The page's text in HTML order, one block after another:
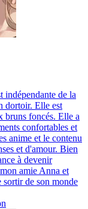
indépendante de la
dortoir. Elle est
bruns foncés. Elle a
confortables et
anime et le contenu
et d'amour. Bien
à devenir
amie Anna et
sortir de son monde